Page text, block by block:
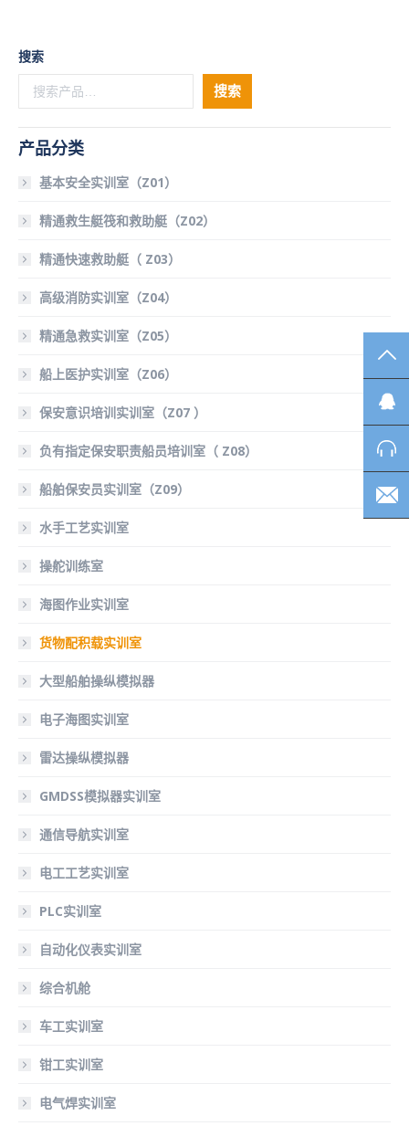
搜索
搜索
产品分类
基本安全实训室（Z01）
精通救生艇筏和救助艇（Z02）
精通快速救助艇（ Z03）
高级消防实训室（Z04）
精通急救实训室（Z05）
船上医护实训室（Z06）
保安意识培训实训室（Z07 ）
负有指定保安职责船员培训室（ Z08）
船舶保安员实训室（Z09）
水手工艺实训室
操舵训练室
海图作业实训室
货物配积载实训室
大型船舶操纵模拟器
电子海图实训室
雷达操纵模拟器
GMDSS模拟器实训室
通信导航实训室
电工工艺实训室
PLC实训室
自动化仪表实训室
综合机舱
车工实训室
钳工实训室
电气焊实训室